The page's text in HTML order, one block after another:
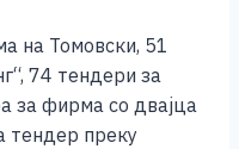
на Томовски, 51
74 тендери за
за фирма со двајца
тендер преку